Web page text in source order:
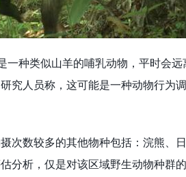
种类似山羊的哺乳动物，平时会远
究人员称，这可能是一种动物行为
数较多的其他物种包括：浣熊、
分析，仅是对该区域野生动物种群